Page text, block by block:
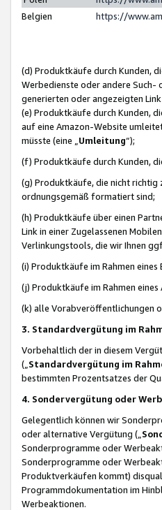
Belgien
https://
(d) Produktkäufe durch Kunden,
Werbedienste oder andere Such-
generierten oder angezeigten
(e) Produktkäufe durch Kunden,
auf eine Amazon-Website
müsste (eine „ Umleitung“);
(f) Produktkäufe durch Kunden,
(g) Produktkäufe, die nicht richtig
ordnungsgemäß formatiert sind;
(h) Produktkäufe über einen
Link in einer Zugelassenen
Verlinkungstools, die wir Ihnen
(i) Produktkäufe im Rahmen
(j) Produktkäufe im Rahmen
(k) alle Vorabveröffentlichungen
3. Standardvergütung im
Vorbehaltlich der in diesem
(„ Standardvergütung im
bestimmten Prozentsatzes der
4. Sondervergütung oder
Gelegentlich können wir
oder alternative Vergütung („
Sonderprogramme oder
Sonderprogramme oder
Produktverkäufen kommt)
Programmdokumentation im
Werbeaktionen.